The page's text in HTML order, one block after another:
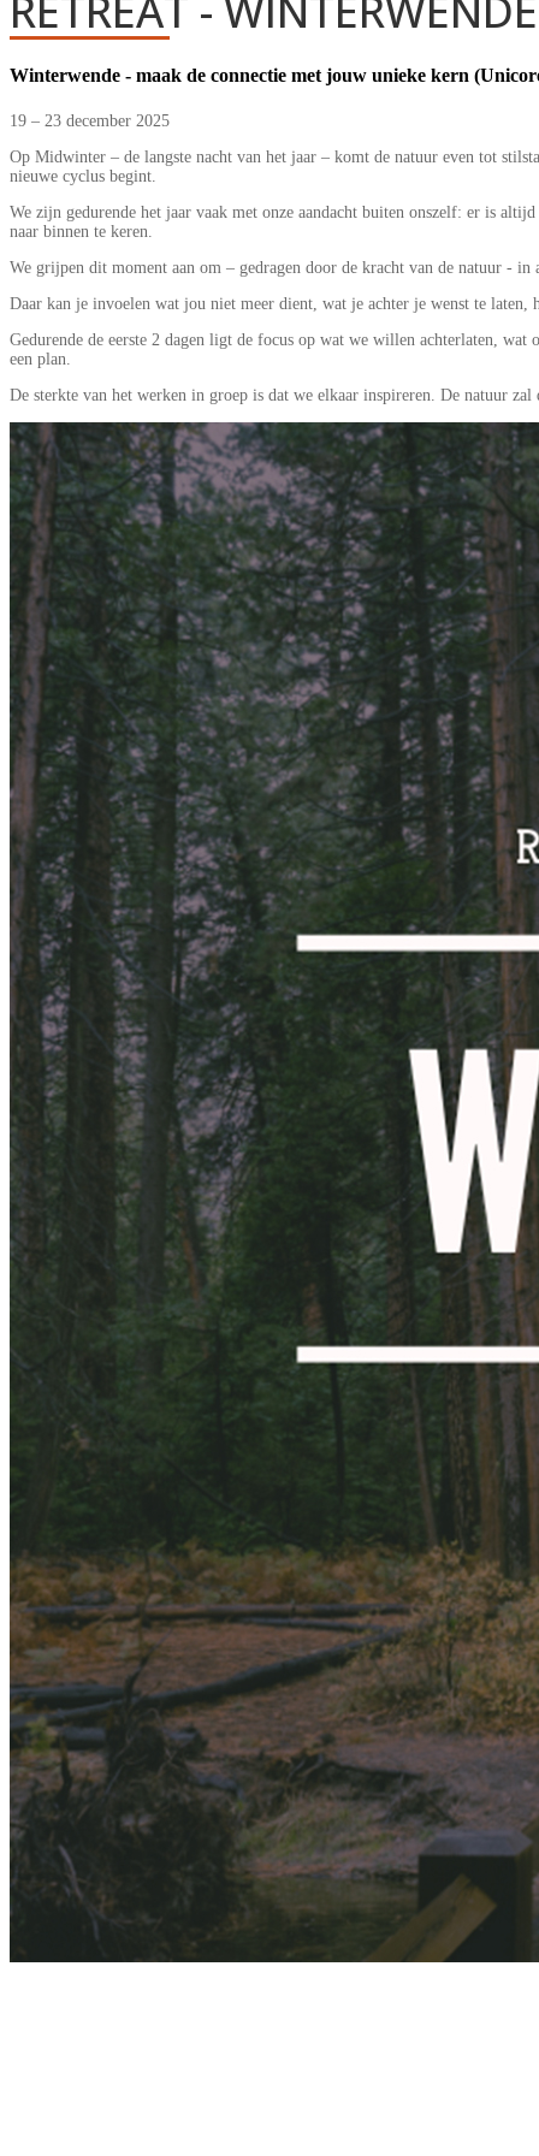
Winterwende - maak de connectie met jouw unieke kern
19 – 23 december 2025
Op Midwinter – de langste nacht van het jaar – komt de natuur even tot
nieuwe cyclus begint.
We zijn gedurende het jaar vaak met onze aandacht buiten onszelf: er is
naar binnen te keren.
We grijpen dit moment aan om – gedragen door de kracht van de natuur -
Daar kan je invoelen wat jou niet meer dient, wat je achter je wenst te laten,
Gedurende de eerste 2 dagen ligt de focus op wat we willen achterlaten,
een plan.
De sterkte van het werken in groep is dat we elkaar inspireren. De natuur